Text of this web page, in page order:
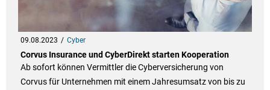
09.08.2023 Cyber
Corvus Insurance und CyberDirekt starten Kooperation
Ab sofort können Vermittler die Cyberversicherung von
Corvus für Unternehmen mit einem Jahresumsatz von bis zu